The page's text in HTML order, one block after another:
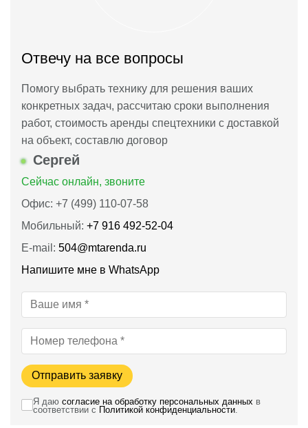
Отвечу на все вопросы
Помогу выбрать технику для решения ваших
конкретных задач, рассчитаю сроки выполнения
работ, стоимость аренды спецтехники с доставкой
на объект, составлю договор
Сергей
Сейчас онлайн, звоните
Офис: +7 (499) 110-07-58
Мобильный: +7 916 492‑52‑04
E-mail: 504@mtarenda.ru
Напишите мне в WhatsApp
Отправить заявку
Я даю согласие на обработку персональных данных в
соответствии с Политикой конфиденциальности.